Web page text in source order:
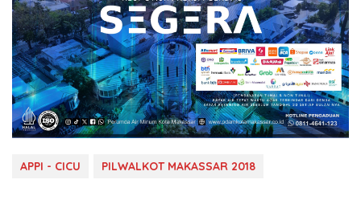
APPI - CICU PILWALKOT MAKASSAR 2018